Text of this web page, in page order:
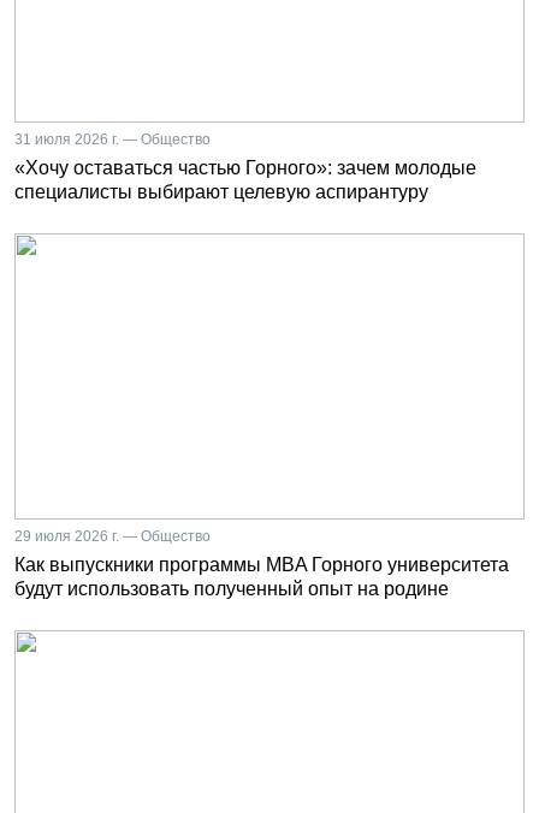
31 июля 2026 г. — Общество
«Хочу оставаться частью Горного»: зачем молодые
специалисты выбирают целевую аспирантуру
29 июля 2026 г. — Общество
Как выпускники программы MBA Горного университета
будут использовать полученный опыт на родине